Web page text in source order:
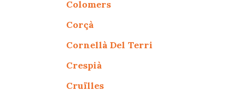
Colomers
Corçà
Cornellà Del Terri
Crespià
Cruïlles